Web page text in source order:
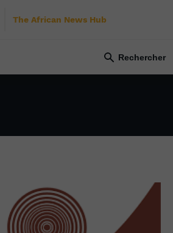
The African News Hub